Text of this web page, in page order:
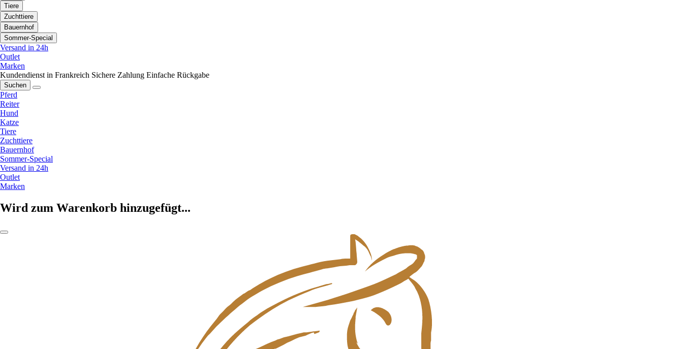
Tiere
Zuchttiere
Bauernhof
Sommer-Special
Versand in 24h
Outlet
Marken
Kundendienst in Frankreich Sichere Zahlung Einfache Rückgabe
Suchen
Pferd
Reiter
Hund
Katze
Tiere
Zuchttiere
Bauernhof
Sommer-Special
Versand in 24h
Outlet
Marken
Wird zum Warenkorb hinzugefügt...